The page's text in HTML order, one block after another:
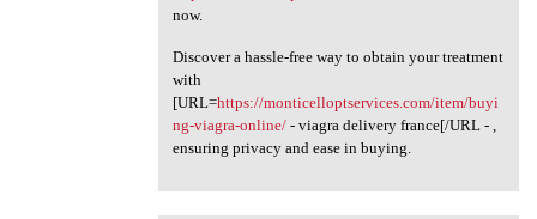
now.
Discover a hassle-free way to obtain your treatment
with
[URL=https://monticelloptservices.com/item/buyi
ng-viagra-online/- viagra delivery france[/URL - ,
ensuring privacy and ease in buying.